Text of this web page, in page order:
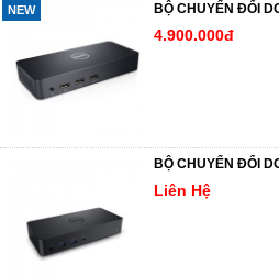
NEW BỘ CHUYỂN ĐỔI
4.900.000đ
BỘ CHUYỂN ĐỔI
Liên Hệ